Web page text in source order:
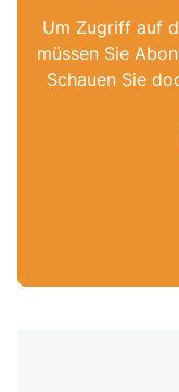
Um Zugriff auf
müssen Sie
Schauen Sie